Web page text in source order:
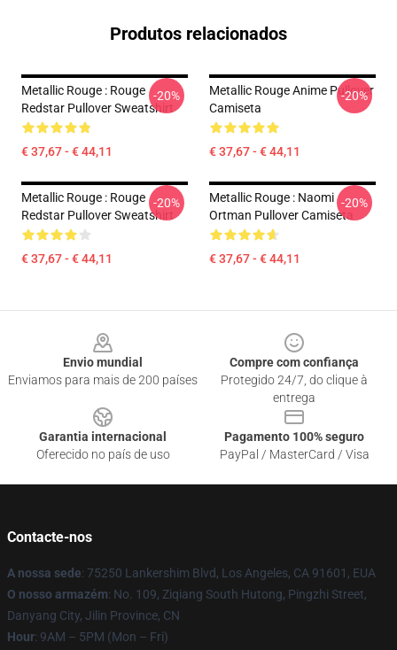
Produtos relacionados
Metallic Rouge : Rouge
Redstar Pullover Sweatshirt
€ 37,67 - € 44,11
-20%
Metallic Rouge Anime Pullover
Camiseta
€ 37,67 - € 44,11
-20%
Metallic Rouge : Rouge
Redstar Pullover Sweatshirt
€ 37,67 - € 44,11
-20%
Metallic Rouge : Naomi
Ortman Pullover Camiseta
€ 37,67 - € 44,11
-20%
Envio mundial
Enviamos para mais de 200 países
Compre com confiança
Protegido 24/7, do clique à
entrega
Garantia internacional
Oferecido no país de uso
Pagamento 100% seguro
PayPal / MasterCard / Visa
Contacte-nos
A nossa sede: 75250 Lankershim Blvd, Los Angeles, CA 91601, EUA
O nosso armazém: No. 109, Ziqiang South Hutong, Pingzhi Street,
Danyang City, Jilin Province, CN
Hour: 9AM – 5PM (Mon – Fri)